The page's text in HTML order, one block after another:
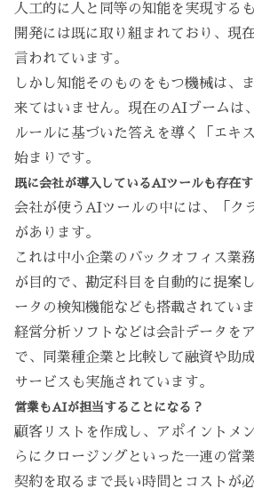
人工的に人と同等の知能を実現する
開発には既に取り組まれており、現
言われています。
しかし知能そのものをもつ機械は、
来てはいません。現在のAIブームは
ルールに基づいた答えを導く「エキ
始まりです。
既に会社が導入しているAIツールも存在
会社が使うAIツールの中には、「ク
があります。
これは中小企業のバックオフィス業
が目的で、勘定科目を自動的に提案
ータの検知機能なども搭載されていま
経営分析ソフトなどは会計データを
で、同業種企業と比較して融資や助
サービスも実施されています。
営業もAIが担当することになる？
顧客リストを作成し、アポイントメ
らにクロージングといった一連の営
契約を取るまで長い時間とコストが必